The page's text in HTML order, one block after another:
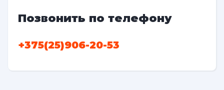
Позвонить по телефону
+375(25)906-20-53